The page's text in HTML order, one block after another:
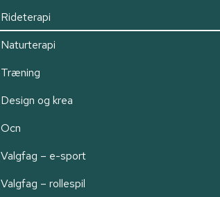
Rideterapi
Naturterapi
Træning
Design og krea
Ocn
Valgfag – e-sport
Valgfag – rollespil